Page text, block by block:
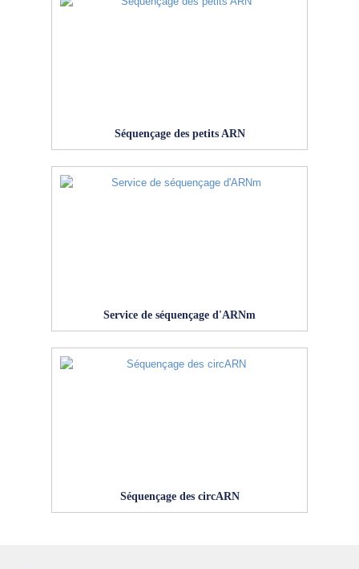
Séquençage des petits ARN
Service de séquençage d'ARNm
Séquençage des circARN